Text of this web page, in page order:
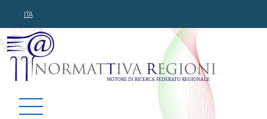
ITA
Normattiva Regioni -